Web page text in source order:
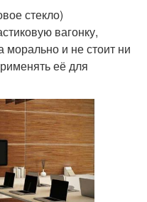
стекло)
вагонку,
морально и не стоит ни
её для